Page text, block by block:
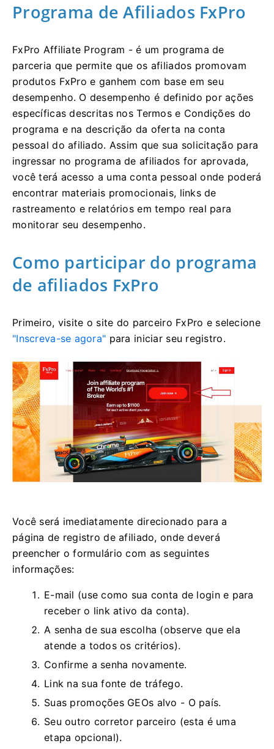
Programa de Afiliados FxPro
FxPro Affiliate Program - é um programa de
parceria que permite que os afiliados promovam
produtos FxPro e ganhem com base em seu
desempenho. O desempenho é definido por ações
específicas descritas nos Termos e Condições do
programa e na descrição da oferta na conta
pessoal do afiliado. Assim que sua solicitação para
ingressar no programa de afiliados for aprovada,
você terá acesso a uma conta pessoal onde poderá
encontrar materiais promocionais, links de
rastreamento e relatórios em tempo real para
monitorar seu desempenho.
Como participar do programa
de afiliados FxPro
Primeiro, visite o site do parceiro FxPro e selecione
"Inscreva-se agora" para iniciar seu registro.
Você será imediatamente direcionado para a
página de registro de afiliado, onde deverá
preencher o formulário com as seguintes
informações:
E-mail (use como sua conta de login e para
receber o link ativo da conta).
A senha de sua escolha (observe que ela
atende a todos os critérios).
Confirme a senha novamente.
Link na sua fonte de tráfego.
Suas promoções GEOs alvo - O país.
Seu outro corretor parceiro (esta é uma
etapa opcional).